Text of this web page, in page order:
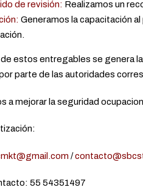
de revisión: Realizamos un
Generamos la capacitación
estos entregables se genera
parte de las autoridades
a mejorar la seguridad
/
55 54351497